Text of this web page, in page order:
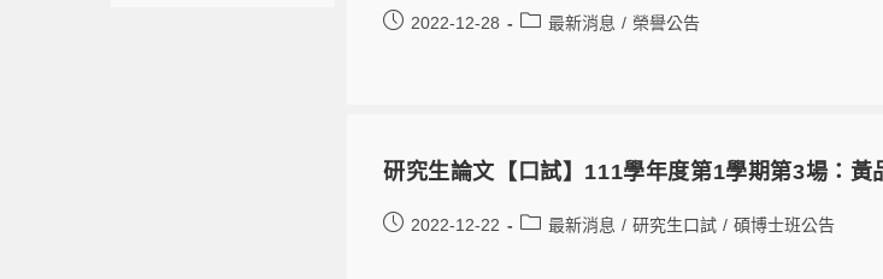
2022-12-28 最新消息 / 榮譽公告
研究生論文【口試】111學年度第1學期第3場：黃
2022-12-22 最新消息 / 研究生口試 / 碩博士班公告